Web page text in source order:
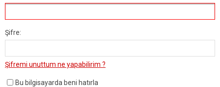
Şifre:
Şifremi unuttum ne yapabilirim ?
Bu bilgisayarda beni hatırla